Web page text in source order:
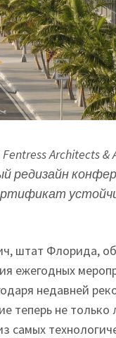
Architects &
редизайн
штат Флорида,
ежегодных
недавней
теперь не
самых